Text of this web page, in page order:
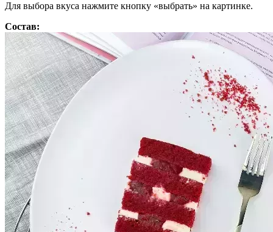
Для выбора вкуса нажмите кнопку «выбрать» на картинке.
Состав: